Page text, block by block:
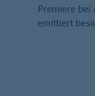
Premiere bei
emittiert